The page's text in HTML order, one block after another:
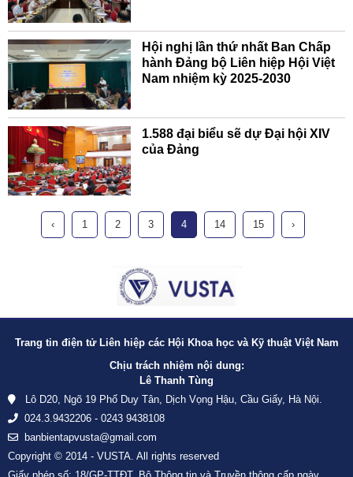
Hội nghị lần thứ nhất Ban Chấp
hành Đảng bộ Liên hiệp Hội Việt
Nam nhiệm kỳ 2025-2030
1.588 đại biểu sẽ dự Đại hội XIV
của Đảng
‹ 1 2 3 4 14 15 ›
Trang tin điện tử Liên hiệp các Hội Khoa học và Kỹ thuật Việt Nam
Chịu trách nhiệm nội dung:
Lê Thanh Tùng
Lô D20, Ngõ 19 Phố Duy Tân, Dịch Vọng Hậu, Cầu Giấy, Hà Nội.
024.3.9432206 - 0243 9438108
banbientapvusta@gmail.com
Copyright © 2014 - VUSTA. All rights reserved